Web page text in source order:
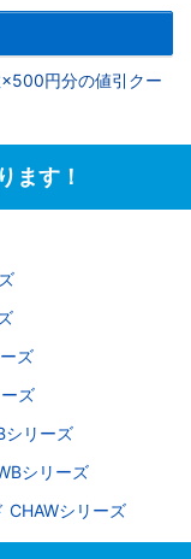
円分の値引クー
ます！
ズ
ズ
シリーズ
シリーズ
CHAWシリーズ